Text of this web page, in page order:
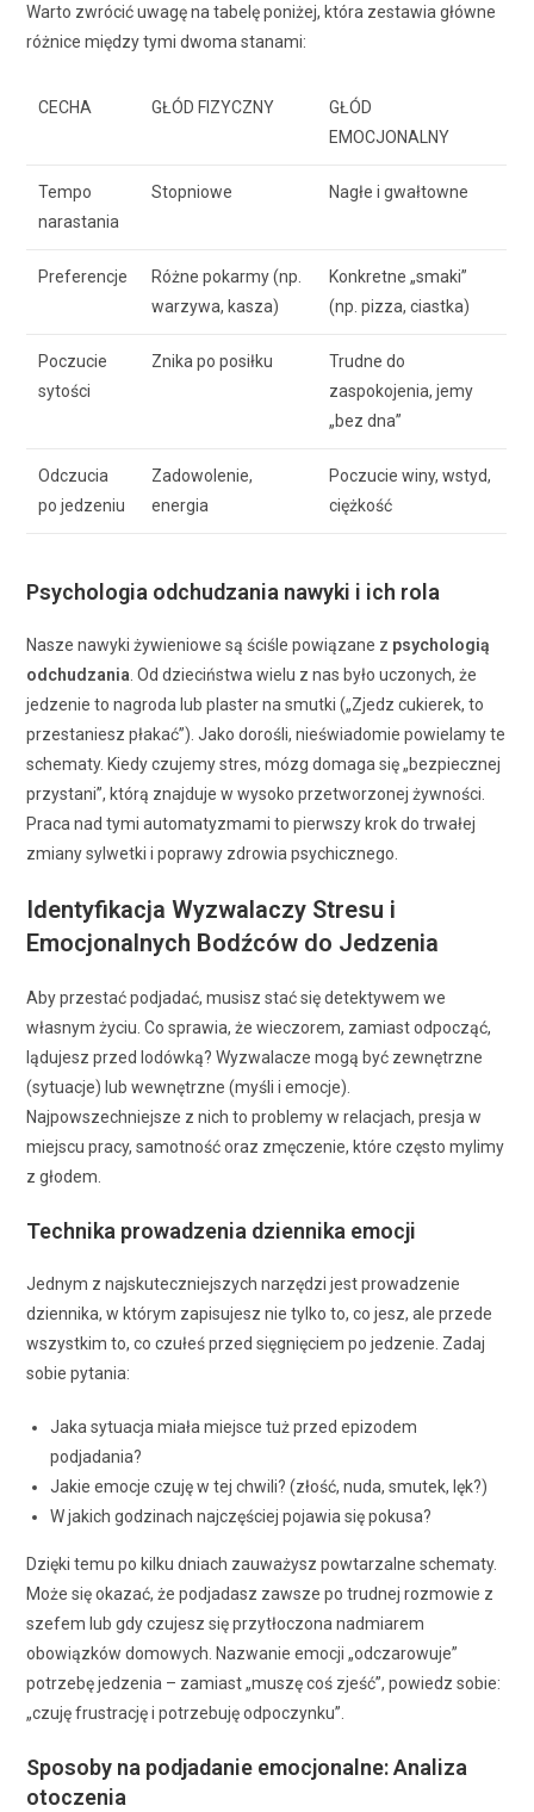
Warto zwrócić uwagę na tabelę poniżej, która zestawia główne
różnice między tymi dwoma stanami:
CECHA GŁÓD FIZYCZNY
GŁÓD
EMOCJONALNY
Tempo
narastania
Stopniowe Nagłe i gwałtowne
Preferencje
Różne pokarmy (np.
warzywa, kasza)
Konkretne „smaki”
(np. pizza, ciastka)
Poczucie
sytości
Znika po posiłku
Trudne do
zaspokojenia, jemy
„bez dna”
Odczucia
po jedzeniu
Zadowolenie,
energia
Poczucie winy, wstyd,
ciężkość
Psychologia odchudzania nawyki i ich rola
Nasze nawyki żywieniowe są ściśle powiązane z psychologią
odchudzania. Od dzieciństwa wielu z nas było uczonych, że
jedzenie to nagroda lub plaster na smutki („Zjedz cukierek, to
przestaniesz płakać”). Jako dorośli, nieświadomie powielamy te
schematy. Kiedy czujemy stres, mózg domaga się „bezpiecznej
przystani”, którą znajduje w wysoko przetworzonej żywności.
Praca nad tymi automatyzmami to pierwszy krok do trwałej
zmiany sylwetki i poprawy zdrowia psychicznego.
Identyfikacja Wyzwalaczy Stresu i
Emocjonalnych Bodźców do Jedzenia
Aby przestać podjadać, musisz stać się detektywem we
własnym życiu. Co sprawia, że wieczorem, zamiast odpocząć,
lądujesz przed lodówką? Wyzwalacze mogą być zewnętrzne
(sytuacje) lub wewnętrzne (myśli i emocje).
Najpowszechniejsze z nich to problemy w relacjach, presja w
miejscu pracy, samotność oraz zmęczenie, które często mylimy
z głodem.
Technika prowadzenia dziennika emocji
Jednym z najskuteczniejszych narzędzi jest prowadzenie
dziennika, w którym zapisujesz nie tylko to, co jesz, ale przede
wszystkim to, co czułeś przed sięgnięciem po jedzenie. Zadaj
sobie pytania:
Jaka sytuacja miała miejsce tuż przed epizodem
podjadania?
Jakie emocje czuję w tej chwili? (złość, nuda, smutek, lęk?)
W jakich godzinach najczęściej pojawia się pokusa?
Dzięki temu po kilku dniach zauważysz powtarzalne schematy.
Może się okazać, że podjadasz zawsze po trudnej rozmowie z
szefem lub gdy czujesz się przytłoczona nadmiarem
obowiązków domowych. Nazwanie emocji „odczarowuje”
potrzebę jedzenia – zamiast „muszę coś zjeść”, powiedz sobie:
„czuję frustrację i potrzebuję odpoczynku”.
Sposoby na podjadanie emocjonalne: Analiza
otoczenia